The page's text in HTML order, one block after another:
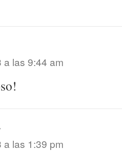
a las 9:44 am
a las 1:39 pm